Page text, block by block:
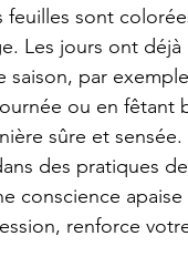
feuilles sont
Les jours ont
saison, par
ou en fêtant
sûre et sensée.
des pratiques de
conscience
renforce